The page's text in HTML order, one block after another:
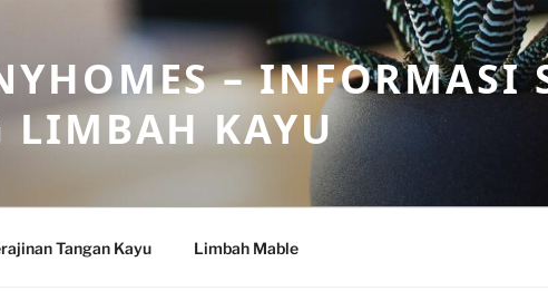
– INFORMASI
LIMBAH KAYU
Tangan Kayu Limbah Mable